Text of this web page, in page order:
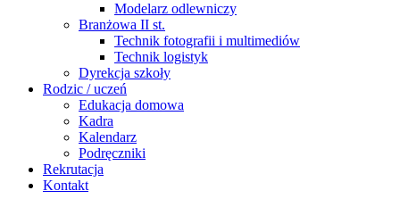
Modelarz odlewniczy
Branżowa II st.
Technik fotografii i multimediów
Technik logistyk
Dyrekcja szkoły
Rodzic / uczeń
Edukacja domowa
Kadra
Kalendarz
Podręczniki
Rekrutacja
Kontakt